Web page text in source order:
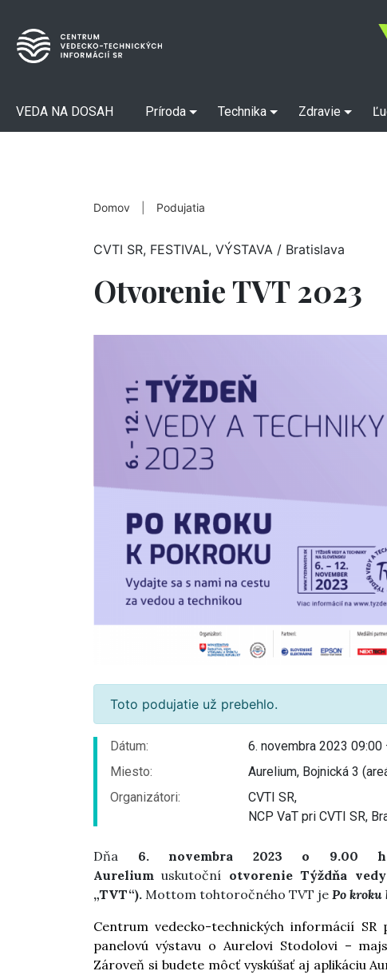
VEDA NA DOSAH Príroda Technika Zdravie
Domov Podujatia
CVTI SR, FESTIVAL, VÝSTAVA / Bratislava
Otvorenie TVT 2023
Toto podujatie už prebehlo.
Dátum:
6. novembra 2023 09:00
Miesto:
Aurelium, Bojnická 3
Organizátori:
CVTI SR,
NCP VaT pri CVTI SR,
Dňa 6. novembra 2023 o 9.00
Aurelium uskutoční otvorenie Týždňa
„TVT“). Mottom tohtoročného TVT je Po kroku
Centrum vedecko-technických informácií
panelovú výstavu o Aurelovi Stodolovi –
Zároveň si budete môcť vyskúšať aj aplikáciu